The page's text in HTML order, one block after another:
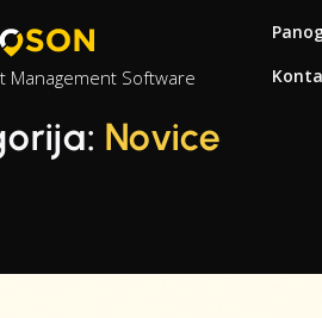
Management Software
Novice